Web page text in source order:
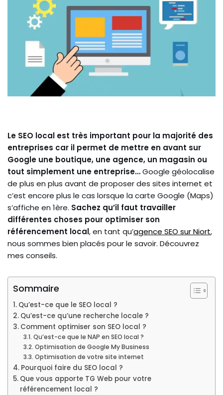
Le SEO local est très important pour la majorité des
entreprises car il permet de mettre en avant sur
Google une boutique, une agence, un magasin ou
tout simplement une entreprise…Google géolocalise
de plus en plus avant de proposer des sites internet et
c’est encore plus le cas lorsque la carte Google (Maps)
s’affiche en 1ère. Sachez qu’il faut travailler
différentes choses pour optimiser son
référencement local, en tant qu’agence SEO sur Niort,
nous sommes bien placés pour le savoir. Découvrez
mes conseils.
Sommaire
Qu’est-ce que le SEO local ?
Qu’est-ce qu’une recherche locale ?
Comment optimiser son SEO local ?
Qu’est-ce que le NAP en SEO local ?
Optimisation de Google My Business
Optimisation de votre site internet
Pourquoi faire du SEO local ?
Que vous apporte TG Web pour votre
référencement local ?